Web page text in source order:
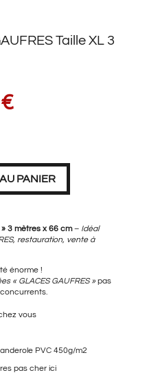
Taille XL 3
:
€
PRIX
ACTUEL
EST :
PANIER
» 3 mètres x 66 cm– Idéal
restauration, vente à
énorme !
« GLACES GAUFRES »pas
vous
PVC 450g/m2
pas cher ici